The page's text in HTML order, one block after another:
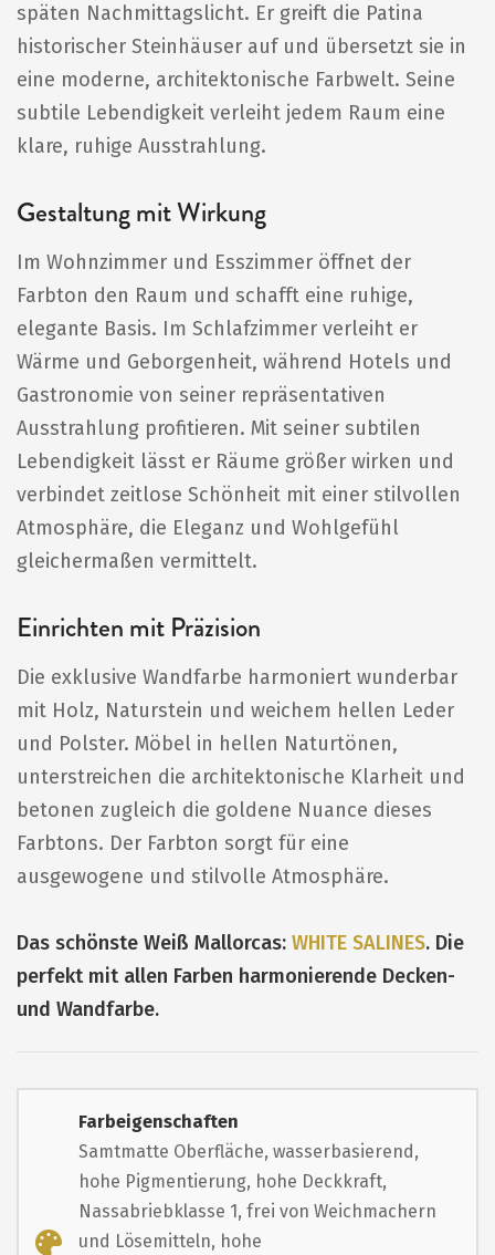
späten Nachmittagslicht. Er greift die Patina
historischer Steinhäuser auf und übersetzt sie in
eine moderne, architektonische Farbwelt. Seine
subtile Lebendigkeit verleiht jedem Raum eine
klare, ruhige Ausstrahlung.
Gestaltung mit Wirkung
Im Wohnzimmer und Esszimmer öffnet der
Farbton den Raum und schafft eine ruhige,
elegante Basis. Im Schlafzimmer verleiht er
Wärme und Geborgenheit, während Hotels und
Gastronomie von seiner repräsentativen
Ausstrahlung profitieren. Mit seiner subtilen
Lebendigkeit lässt er Räume größer wirken und
verbindet zeitlose Schönheit mit einer stilvollen
Atmosphäre, die Eleganz und Wohlgefühl
gleichermaßen vermittelt.
Einrichten mit Präzision
Die exklusive Wandfarbe harmoniert wunderbar
mit Holz, Naturstein und weichem hellen Leder
und Polster. Möbel in hellen Naturtönen,
unterstreichen die architektonische Klarheit und
betonen zugleich die goldene Nuance dieses
Farbtons. Der Farbton sorgt für eine
ausgewogene und stilvolle Atmosphäre.
Das schönste Weiß Mallorcas: WHITE SALINES. Die
perfekt mit allen Farben harmonierende Decken-
und Wandfarbe.
Farbeigenschaften
Samtmatte Oberfläche, wasserbasierend,
hohe Pigmentierung, hohe Deckkraft,
Nassabriebklasse 1, frei von Weichmachern
und Lösemitteln, hohe